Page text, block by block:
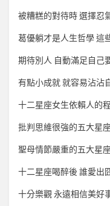
被糟糕的對待時 選擇忍
葛優躺才是人生哲學 這
期待別人 自動滿足自己
有點小成就 就容易沾沾
十二星座女生依賴人的
批判思維很強的五大星
聖母情節嚴重的五大星
十二星座喝醉後 誰愛出
十分樂觀 永遠相信美好